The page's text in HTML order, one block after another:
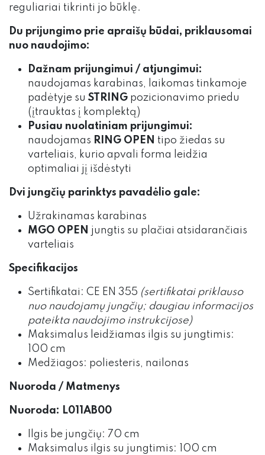
reguliariai tikrinti jo būklę.
Du prijungimo prie apraišų būdai, priklausomai
nuo naudojimo:
Dažnam prijungimui / atjungimui:
naudojamas karabinas, laikomas tinkamoje
padėtyje su STRING pozicionavimo priedu
(įtrauktas į komplektą)
Pusiau nuolatiniam prijungimui:
naudojamas RING OPEN tipo žiedas su
varteliais, kurio apvali forma leidžia
optimaliai jį išdėstyti
Dvi jungčių parinktys pavadėlio gale:
Užrakinamas karabinas
MGO OPEN jungtis su plačiai atsidarančiais
varteliais
Specifikacijos
Sertifikatai: CE EN 355 (sertifikatai priklauso
nuo naudojamų jungčių; daugiau informacijos
pateikta naudojimo instrukcijose)
Maksimalus leidžiamas ilgis su jungtimis:
100 cm
Medžiagos: poliesteris, nailonas
Nuoroda / Matmenys
Nuoroda: L011AB00
Ilgis be jungčių: 70 cm
Maksimalus ilgis su jungtimis: 100 cm